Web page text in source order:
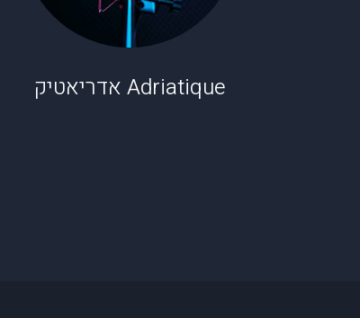
Adriatique אדריאטיק